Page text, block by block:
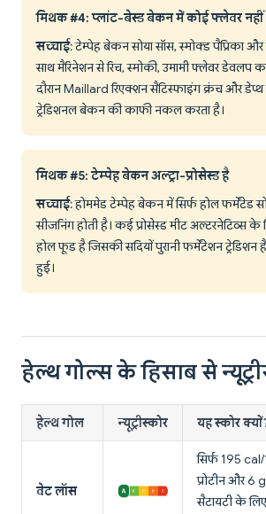
मिथक #4: प्लांट-बेस्ड बेकन में कोई फ्लेवर नहीं
सच्चाई: टेम्पेह बेकन सोया सॉस, स्मोक्ड पैप्रिका
साथ मैरिनेशन से रिच, स्मोकी, उमामी फ्लेवर डेवलप
दौरान Maillard रिएक्शन सैटिस्फाइंग क्रंच और डेप्थ
ट्रेडिशनल बेकन की काफी नकल करता है।
मिथक #5: टेम्पेह बेकन अल्ट्रा-प्रोसेस्ड है
सच्चाई: होममेड टेम्पेह बेकन में सिर्फ होल फर्मेंटेड
सीजनिंग होती है। कई प्रोसेस्ड मीट अल्टरनेटिव्स के
होल फूड है जिसकी सदियों पुरानी फर्मेंटेशन ट्रेडिशन
हुई।
हेल्थ गोल्स के हिसाब से
हेल्थ गोल न्यूट्रीस्कोर यह स्कोर
वेट लॉस
सिर्फ 195
प्रोटीन और 6 g
सैटायटी के